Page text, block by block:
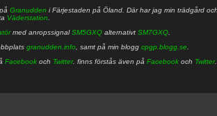
Granudden i Färjestaden på Öland. Där har jag min trädgård
Väderstation
med anropssignalSM5GXQ alternativt SM7GXQ
granudden.info , samt på min blogg cpgp.blogg.se
Facebook och Twitter. finns förstås även på Facebook och Twitter.